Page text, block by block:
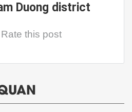
Duong district
Rate this post